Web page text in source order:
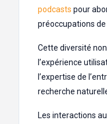
podcasts pour
préoccupations de
Cette diversité
l’expérience
l’expertise de
recherche
Les interactions